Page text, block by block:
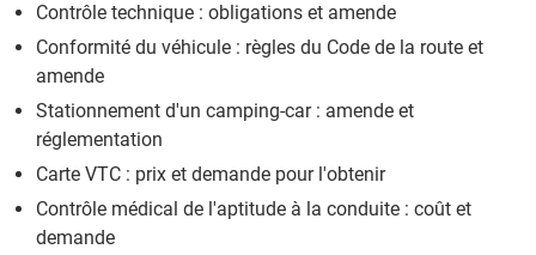
Contrôle technique : obligations et amende
Conformité du véhicule : règles du Code de la route et
amende
Stationnement d'un camping-car : amende et
réglementation
Carte VTC : prix et demande pour l'obtenir
Contrôle médical de l'aptitude à la conduite : coût et
demande